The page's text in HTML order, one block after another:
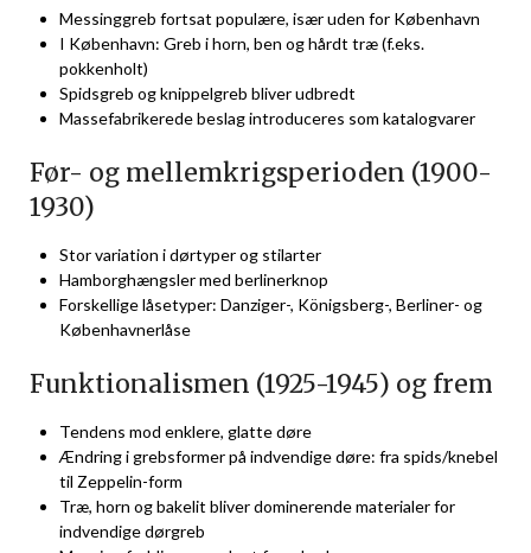
Messinggreb fortsat populære, især uden for København
I København: Greb i horn, ben og hårdt træ (f.eks.
pokkenholt)
Spidsgreb og knippelgreb bliver udbredt
Massefabrikerede beslag introduceres som katalogvarer
Før- og mellemkrigsperioden (1900-
1930)
Stor variation i dørtyper og stilarter
Hamborghængsler med berlinerknop
Forskellige låsetyper: Danziger-, Königsberg-, Berliner- og
Københavnerlåse
Funktionalismen (1925-1945) og frem
Tendens mod enklere, glatte døre
Ændring i grebsformer på indvendige døre: fra spids/knebel
til Zeppelin-form
Træ, horn og bakelit bliver dominerende materialer for
indvendige dørgreb